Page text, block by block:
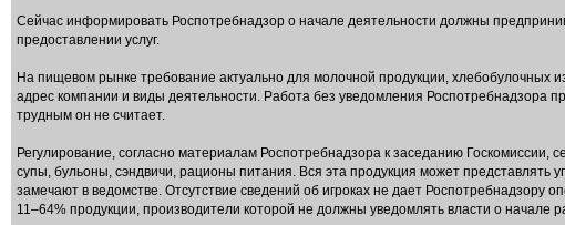
Сейчас информировать Роспотребнадзор о начале деятельности должны
предоставлении услуг.
На пищевом рынке требование актуально для молочной продукции, хлебобулочных
адрес компании и виды деятельности. Работа без уведомления
трудным он не считает.
Регулирование, согласно материалам Роспотребнадзора к заседанию Госкомиссии,
супы, бульоны, сэндвичи, рационы питания. Вся эта продукция может представлять
замечают в ведомстве. Отсутствие сведений об игроках не дает
11–64% продукции, производители которой не должны уведомлять власти о начале